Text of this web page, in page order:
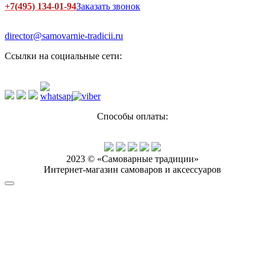
+7(495) 134-01-94Заказать звонок
director@samovarnie-tradicii.ru
Ссылки на социальные сети:
Способы оплаты:
2023 © «Самоварные традиции»
Интернет-магазин самоваров и аксессуаров